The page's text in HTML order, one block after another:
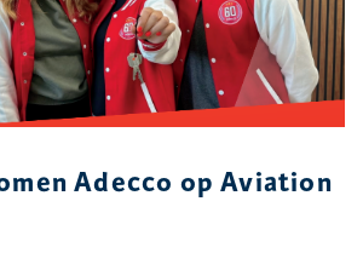
Adecco op Aviation